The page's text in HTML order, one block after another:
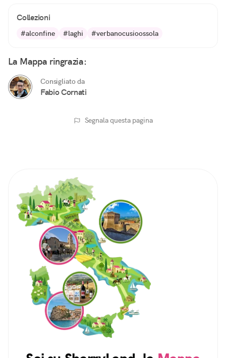
Collezioni
#alconfine #laghi #verbanocusioossola
La Mappa ringrazia:
Consigliato da
Fabio Cornati
Segnala questa pagina